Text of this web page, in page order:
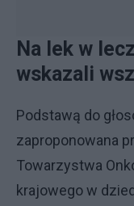
Na lek w
wskazali
Podstawą do
zaproponowana
Towarzystwa
krajowego w